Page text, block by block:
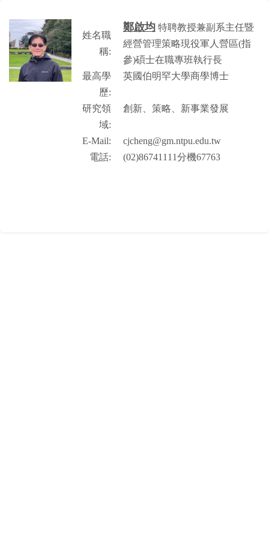
姓名職
稱:
鄭啟均 特聘教授兼副系主任暨
經營管理策略現役軍人營區(指
參)碩士在職專班執行長
最高學
歷:
英國伯明罕大學商學博士
研究領
域:
創新、策略、新事業發展
E-Mail:
cjcheng@gm.ntpu.edu.tw
電話:
(02)86741111分機67763